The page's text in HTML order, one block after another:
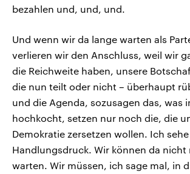
bezahlen und, und, und.
Und wenn wir da lange warten als
verlieren wir den Anschluss, weil wir
die Reichweite haben, unsere
die nun teilt oder nicht – überhaupt
und die Agenda, sozusagen das, was
hochkocht, setzen nur noch die, die
Demokratie zersetzen wollen. Ich
Handlungsdruck. Wir können da nicht
warten. Wir müssen, ich sage mal, in